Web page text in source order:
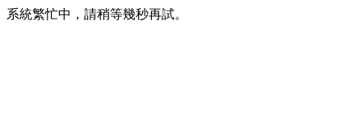
系統繁忙中，請稍等幾秒再試。